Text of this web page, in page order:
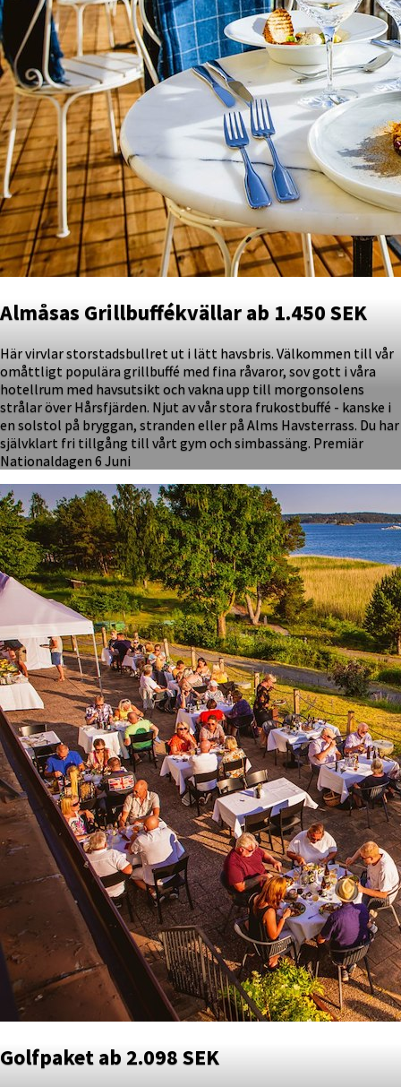
Almåsas Grillbuffékvällar ab 1.450 SEK
Här virvlar storstadsbullret ut i lätt havsbris. Välkommen till vår
omåttligt populära grillbuffé med fina råvaror, sov gott i våra
hotellrum med havsutsikt och vakna upp till morgonsolens
strålar över Hårsfjärden. Njut av vår stora frukostbuffé - kanske i
en solstol på bryggan, stranden eller på Alms Havsterrass. Du har
självklart fri tillgång till vårt gym och simbassäng. Premiär
Nationaldagen 6 Juni
Golfpaket ab 2.098 SEK